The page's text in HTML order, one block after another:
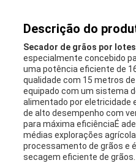
Descrição do
Secador de grãos por lotes
especialmente concebido
uma potência eficiente de
qualidade com 15 metros
equipado com um sistema
alimentado por eletricidade
de alto desempenho com
para máxima eficiênciaÉ
médias explorações
processamento de grãos e
secagem eficiente de grãos.